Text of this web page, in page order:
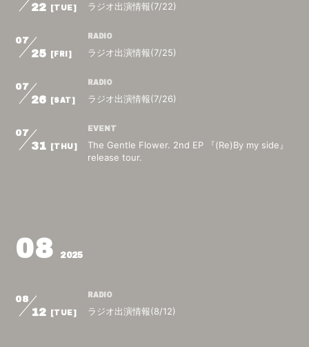
22 [TUE] ラジオ出演情報(7/22)
07
25 [FRI]
RADIO
ラジオ出演情報(7/25)
07
26 [SAT]
RADIO
ラジオ出演情報(7/26)
07
31 [THU]
EVENT
The Gentle Flower. 2nd EP 『(Re)By my side』
release tour.
08 2025
08
12 [TUE]
RADIO
ラジオ出演情報(8/12)